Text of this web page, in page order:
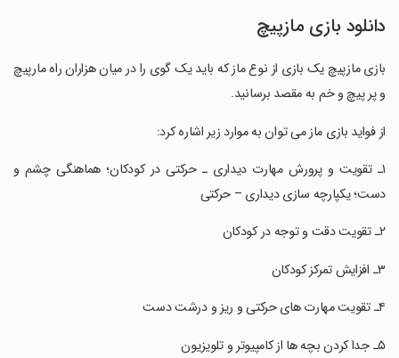
دانلود بازی مازپیچ
بازی مازپیچ یک بازی از نوع ماز که باید یک گوی را در میان هزاران راه مارپیچ
و پر پیچ و خم به مقصد برسانید.
‏از فواید بازی ماز می توان به موارد زیر اشاره کرد:
‏۱ـ تقویت و پرورش مهارت دیداری ـ حرکتی در کودکان؛ هماهنگی چشم و
دست؛ یکپارچه سازی دیداری – حرکتی